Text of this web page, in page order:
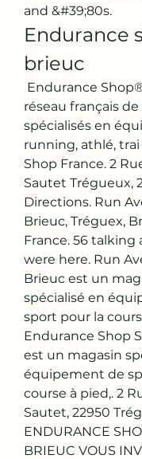
and &#39;80s.
Endurance
brieuc
réseau français
spécialisés en
running, athlé,
Shop France. 2
Sautet Trégueux,
Directions. Run
Brieuc, Tréguex,
France. 56 talking
were here. Run
Brieuc est un
spécialisé en
sport pour la
Endurance Shop
est un magasin
équipement de
course à pied,. 2
Sautet, 22950
ENDURANCE
BRIEUC VOUS